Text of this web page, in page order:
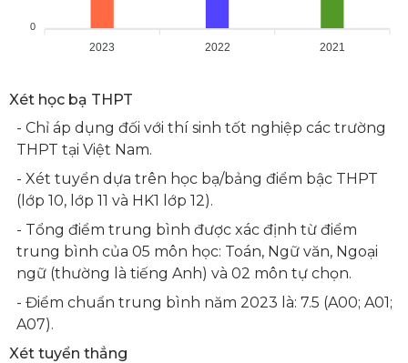
2023 2022 2021
0
Xét học bạ THPT
- Chỉ áp dụng đối với thí sinh tốt nghiệp các trường
THPT tại Việt Nam.
- Xét tuyển dựa trên học bạ/bảng điểm bậc THPT
(lớp 10, lớp 11 và HK1 lớp 12).
- Tổng điểm trung bình được xác định từ điểm
trung bình của 05 môn học: Toán, Ngữ văn, Ngoại
ngữ (thường là tiếng Anh) và 02 môn tự chọn.
- Điểm chuẩn trung bình năm 2023 là: 7.5 (A00; A01;
A07).
Xét tuyển thẳng